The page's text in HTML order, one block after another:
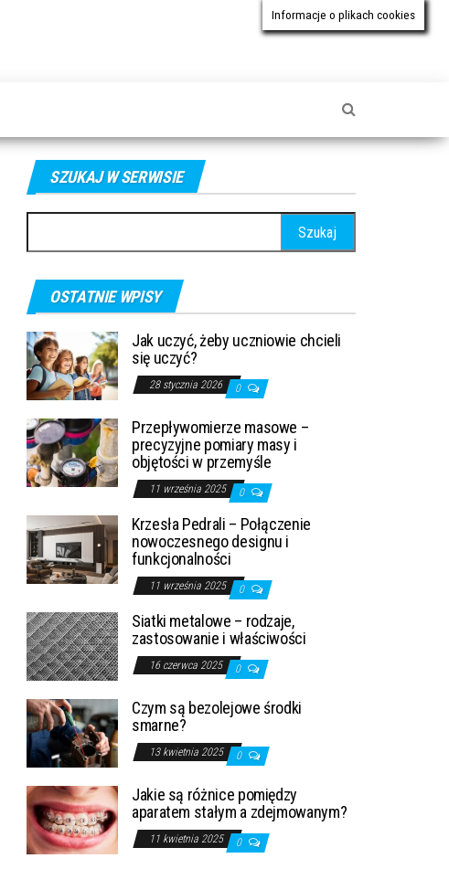
SZUKAJ W SERWISIE
OSTATNIE WPISY
Jak uczyć, żeby uczniowie chcieli
się uczyć?
28 stycznia 2026 0
Przepływomierze masowe –
precyzyjne pomiary masy i
objętości w przemyśle
11 września 2025 0
Krzesła Pedrali – Połączenie
nowoczesnego designu i
funkcjonalności
11 września 2025 0
Siatki metalowe – rodzaje,
zastosowanie i właściwości
16 czerwca 2025 0
Czym są bezolejowe środki
smarne?
13 kwietnia 2025 0
Jakie są różnice pomiędzy
aparatem stałym a zdejmowanym?
11 kwietnia 2025 0
Informacje o plikach cookies